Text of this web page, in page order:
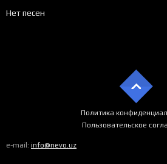
Нет песен
Политика
Пользовательское
e-mail: info@nevo.uz